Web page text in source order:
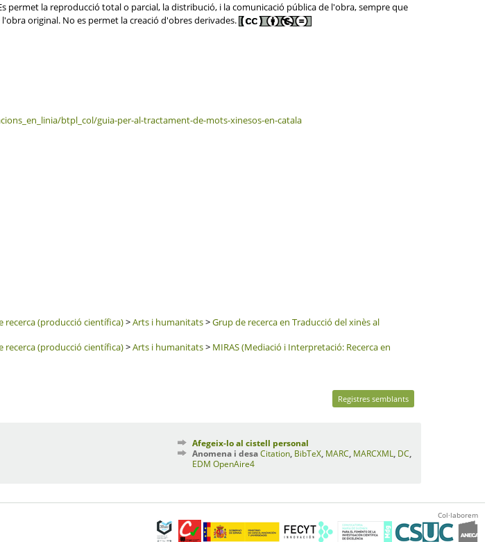
permet la reproducció total o parcial, la distribució, i la comunicació pública de l'obra, sempre que
original. No es permet la creació d'obres derivades.
btpl_col/guia-per-al-tractament-de-mots-xinesos-en-catala
recerca (producció científica)>Arts i humanitats>Grup de recerca en Traducció del xinès al
recerca (producció científica)>Arts i humanitats> MIRAS (Mediació i Interpretació: Recerca en
Registres semblants
Afegeix-lo al cistell personal
Anomena i desaCitation BibTeX MARC MARCXML DC
EDM OpenAire4
Col·laborem